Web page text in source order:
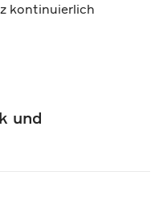
kontinuierlich
und